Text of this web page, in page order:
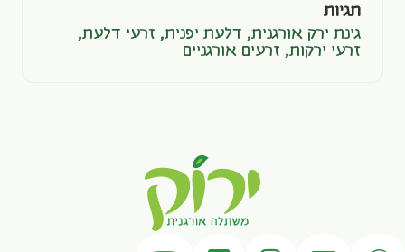
תגיות
גינת ירק אורגנית, דלעת יפנית, זרעי דלעת,
זרעי ירקות, זרעים אורגניים